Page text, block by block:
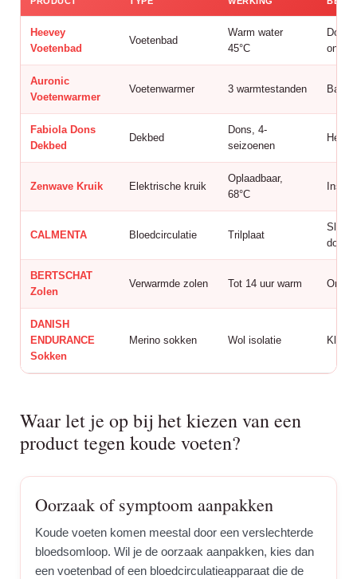
Heevey
Voetenbad
Voetenbad
Warm water
45°C
Auronic
Voetenwarmer
Voetenwarmer 3 warmtestanden Bank
Fabiola Dons
Dekbed
Dekbed
Dons, 4-
seizoenen
Hele
Zenwave Kruik Elektrische kruik
Oplaadbaar,
68°C
CALMENTA Bloedcirculatie Trilplaat
BERTSCHAT
Zolen
Verwarmde zolen Tot 14 uur warm
DANISH
ENDURANCE
Sokken
Merino sokken Wol isolatie Klein
Waar let je op bij het kiezen van een
product tegen koude voeten?
Oorzaak of symptoom aanpakken
Koude voeten komen meestal door een verslechterde
bloedsomloop. Wil je de oorzaak aanpakken, kies dan
een voetenbad of een bloedcirculatieapparaat die de